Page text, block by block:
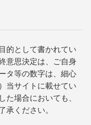
的として書かれてい
意思決定は、ご自身
タ等の数字は、細心
当サイトに載せてい
た場合においても、
承ください。